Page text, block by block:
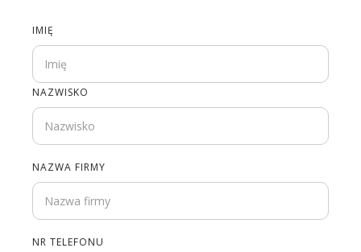
IMIĘ
NAZWISKO
NAZWA FIRMY
NR TELEFONU